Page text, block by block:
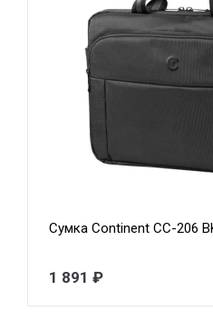
Сумка Continent CC-206
1 891 ₽